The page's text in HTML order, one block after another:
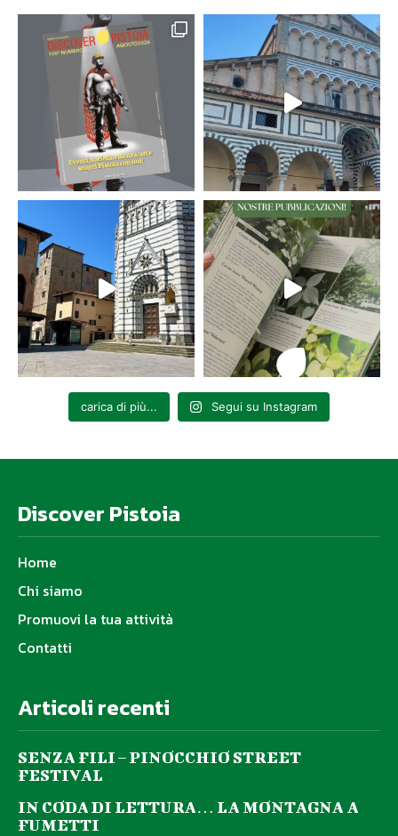
carica di più... Segui su Instagram
Discover Pistoia
Home
Chi siamo
Promuovi la tua attività
Contatti
Articoli recenti
SENZA FILI – PINOCCHIO STREET
FESTIVAL
IN CODA DI LETTURA… LA MONTAGNA A
FUMETTI